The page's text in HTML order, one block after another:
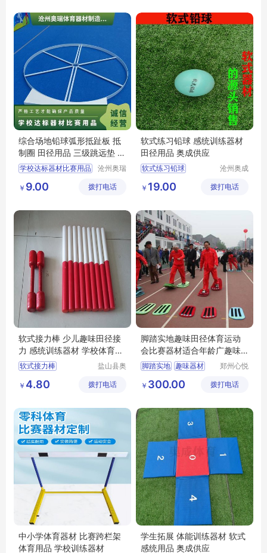
综合场地铅球弧形抵趾板 抵
制圈 田径用品 三级跳远垫 奥
瑞供应
学校达标器材比赛用品
助跳板 山羊
沧州奥瑞
制造有限
￥ 9.00 拨打电话
软式练习铅球 感统训练器材
田径用品 奥成供应
软式练习铅球
田径用品
沧州奥成
制造有限
￥ 19.00 拨打电话
软式接力棒 少儿趣味田径接
力 感统训练器材 学校体育器
材 奥泰供应
软式接力棒
感统训练器材
健身器材厂家
盐山县奥
材厂
￥ 4.80 拨打电话
脚踏实地趣味田径体育运动
会比赛器材适合年龄广趣味
性强
脚踏实地 趣味器材
郑州心悦
销售有限
￥ 300.00 拨打电话
中小学体育器材 比赛跨栏架
体育用品 学校训练器材
学生拓展 体能训练器材 软式
感统用品 奥成供应